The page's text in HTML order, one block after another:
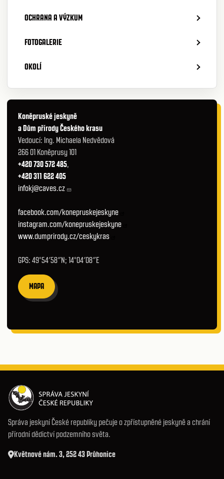
OCHRANA A VÝZKUM
FOTOGALERIE
OKOLÍ
Koněpruské jeskyně
a Dům přírody Českého krasu
Vedoucí: Ing. Michaela Nedvědová
266 01 Koněprusy 101
+420 730 572 485,
+420 311 622 405
infokj@caves.cz
facebook.com/konepruskejeskyne
instagram.com/konepruskejeskyne
www.dumprirody.cz/ceskykras
GPS: 49°54′58″N; 14°04′08″E
MAPA
Správa jeskyní České republiky pečuje o zpřístupněné jeskyně a chrání
přírodní dědictví podzemního světa.
Květnové nám. 3, 252 43 Průhonice